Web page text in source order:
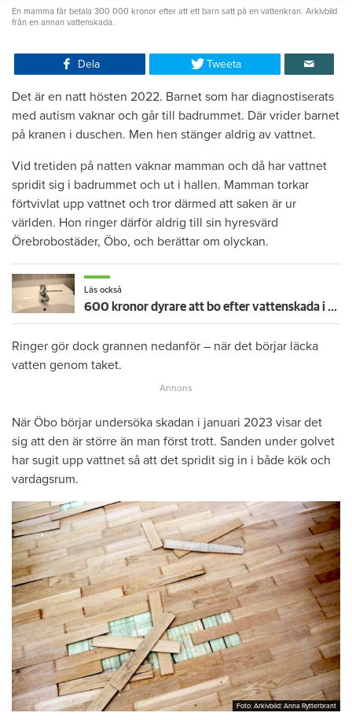
En mamma får betala 300 000 kronor efter att ett barn satt på en vattenkran. Arkivbild
från en annan vattenskada.
Dela Tweeta
Det är en natt hösten 2022. Barnet som har diagnostiserats
med autism vaknar och går till badrummet. Där vrider barnet
på kranen i duschen. Men hen stänger aldrig av vattnet.
Vid tretiden på natten vaknar mamman och då har vattnet
spridit sig i badrummet och ut i hallen. Mamman torkar
förtvivlat upp vattnet och tror därmed att saken är ur
världen. Hon ringer därför aldrig till sin hyresvärd
Örebrobostäder, Öbo, och berättar om olyckan.
Läs också
600 kronor dyrare att bo efter vattenskada i Varberg
Ringer gör dock grannen nedanför – när det börjar läcka
vatten genom taket.
När Öbo börjar undersöka skadan i januari 2023 visar det
sig att den är större än man först trott. Sanden under golvet
har sugit upp vattnet så att det spridit sig in i både kök och
vardagsrum.
Foto: Arkivbild: Anna Rytterbrant
Foto: Arkivbild: Anna Rytterbrant